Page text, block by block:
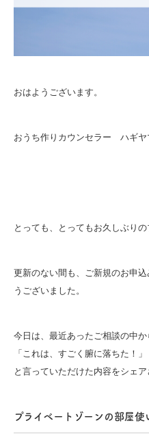
おはようございます。
おうち作りカウンセラー ハギヤ
とっても、とってもお久しぶり
更新のない間も、ご新規のお申
うございました。
今日は、最近あったご相談の中か
「これは、すごく腑に落ちた！」
と言っていただけた内容をシェア
プライベートゾーンの部屋使